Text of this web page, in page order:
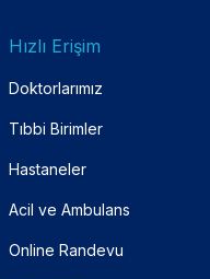
Hızlı Erişim
Doktorlarımız
Tıbbi Birimler
Hastaneler
Acil ve Ambulans
Online Randevu